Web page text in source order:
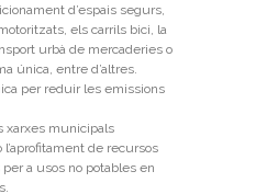
d’espais segurs,
els carrils bici, la
urbà de mercaderies o
única, entre d’altres.
per reduir les emissions
xarxes municipals
l’aprofitament de recursos
a usos no potables en